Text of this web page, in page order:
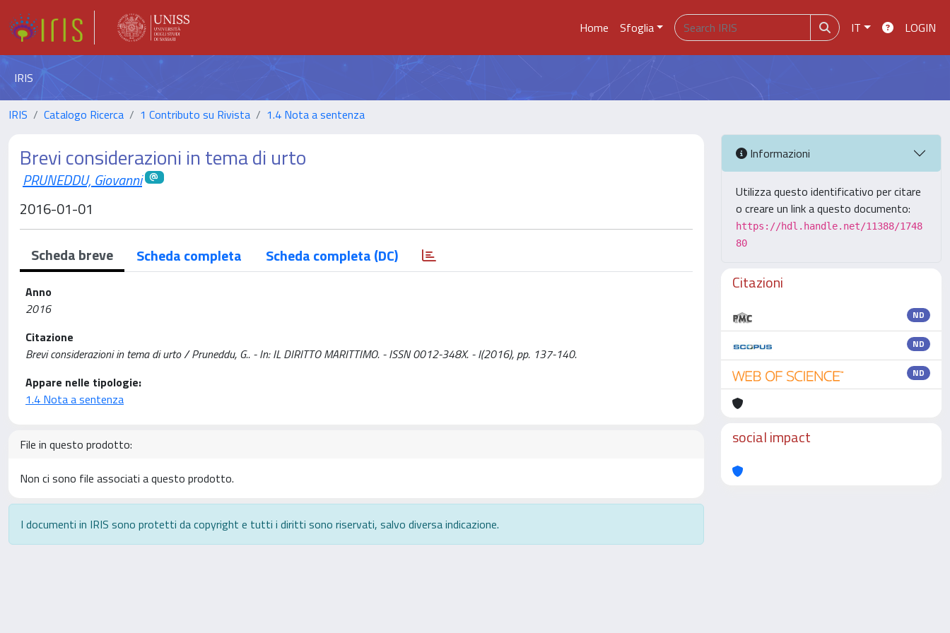
Home Sfoglia IT LOGIN
IRIS
IRIS Catalogo Ricerca 1 Contributo su Rivista 1.4 Nota a sentenza
Brevi considerazioni in tema di urto
PRUNEDDU, Giovanni
2016-01-01
Scheda breve Scheda completa Scheda completa (DC)
Anno
2016
Citazione
Brevi considerazioni in tema di urto / Pruneddu, G.. - In: IL DIRITTO MARITTIMO. - ISSN 0012-348X. - I(2016), pp. 137-140.
Appare nelle tipologie:
1.4 Nota a sentenza
File in questo prodotto:
Non ci sono file associati a questo prodotto.
I documenti in IRIS sono protetti da copyright e tutti i diritti sono riservati, salvo diversa indicazione.
Informazioni
Utilizza questo identificativo per citare
o creare un link a questo documento:
https://hdl.handle.net/11388/1748
80
Citazioni
ND
ND
ND
social impact